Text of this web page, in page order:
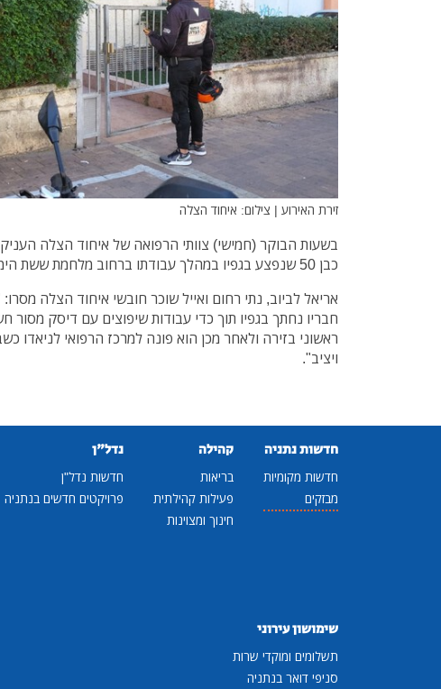
זירת האירוע | צילום: איחוד הצלה
בשעות הבוקר (חמישי) צוותי הרפואה של איחוד הצלה
כבן 50 שנפצע בגפיו במהלך עבודתו ברחוב מלחמת ששת הימים בנתניה.
אריאל לביוב, נתי רחום ואייל שוכר חובשי איחוד הצלה
חבריו נחתך בגפיו תוך כדי עבודות שיפוצים עם דיסק מסור
ראשוני בזירה ולאחר מכן הוא פונה למרכז הרפואי לניאדו
ויציב".
חדשות נתניה
חדשות מקומיות
מבזקים
קהילה
בריאות
פעילות קהילתית
חינוך ומצוינות
נדל"ן
חדשות נדל"ן
פרויקטים חדשים בנתניה
שימושון עירוני
תשלומים ומוקדי שרות
סניפי דואר בנתניה